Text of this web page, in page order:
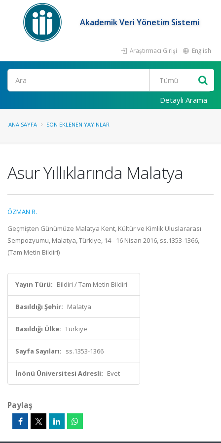
Akademik Veri Yönetim Sistemi
Araştırmacı Girişi English
Ara
Detaylı Arama
ANA SAYFA SON EKLENEN YAYINLAR
Asur Yıllıklarında Malatya
ÖZMAN R.
Geçmişten Günümüze Malatya Kent, Kültür ve Kimlik Uluslararası
Sempozyumu, Malatya, Türkiye, 14 - 16 Nisan 2016, ss.1353-1366,
(Tam Metin Bildiri)
Yayın Türü: Bildiri / Tam Metin Bildiri
Basıldığı Şehir: Malatya
Basıldığı Ülke: Türkiye
Sayfa Sayıları: ss.1353-1366
İnönü Üniversitesi Adresli: Evet
Paylaş